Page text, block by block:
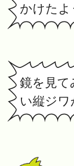
かけた
鏡を見て
い縦ジワ